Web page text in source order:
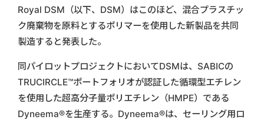
Royal DSM（以下、DSM）はこのほど、混合プラスチッ
ク廃棄物を原料とするポリマーを使用した新製品を共同
製造すると発表した。
同パイロットプロジェクトにおいてDSMは、SABICの
TRUCIRCLE™ポートフォリオが認証した循環型エチレン
を使用した超高分子量ポリエチレン（HMPE）である
Dyneema®を生産する。Dyneema®は、セーリング用ロ